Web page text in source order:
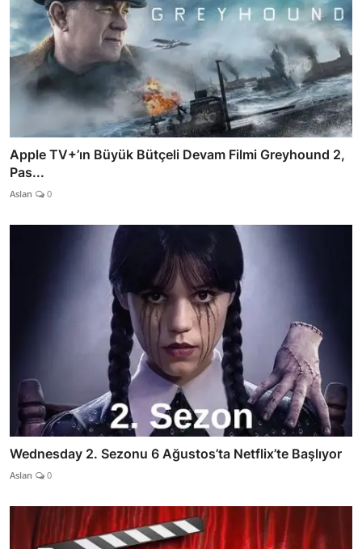
Apple TV+’ın Büyük Bütçeli Devam Filmi Greyhound 2,
Pas...
Aslan 0
Wednesday 2. Sezonu 6 Ağustos’ta Netflix’te Başlıyor
Aslan 0